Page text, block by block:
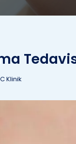
Klinik